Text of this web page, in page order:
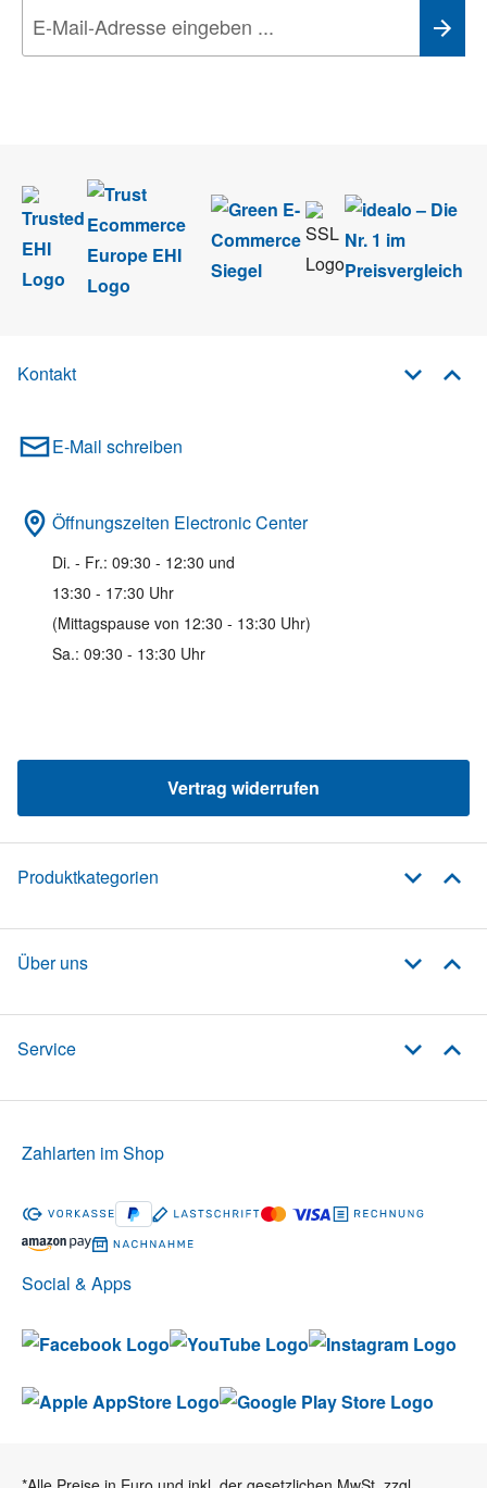
Kontakt
E-Mail schreiben
Öffnungszeiten Electronic Center
Di. - Fr.: 09:30 - 12:30 und
13:30 - 17:30 Uhr
(Mittagspause von 12:30 - 13:30 Uhr)
Sa.: 09:30 - 13:30 Uhr
Vertrag widerrufen
Produktkategorien
Über uns
Service
Social & Apps
Zahlarten im Shop